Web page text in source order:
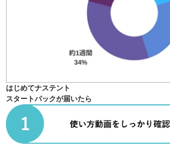
はじめてナステント
スタートパックが届いたら